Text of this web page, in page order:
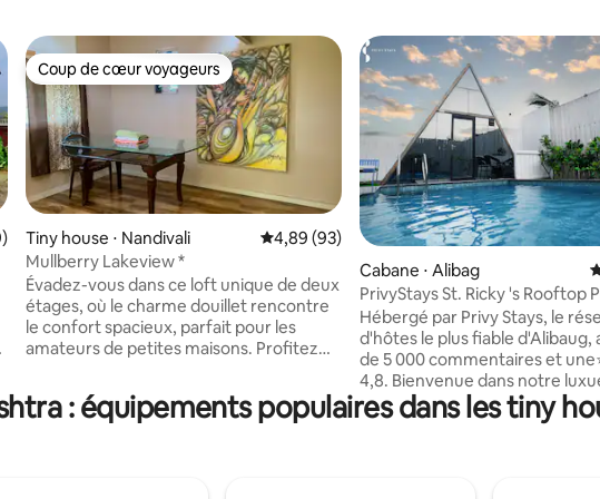
moyenne sur la base de 9 commentaires : 4,89 sur 5
Coup de cœur voyageurs
Coup de cœur voyageurs
Tiny house ⋅ Nandivali Évaluation moyenne sur la base de 93
4,89 (93)
Mullberry Lakeview *
Évadez-vous dans ce loft unique de deux
étages, où le charme douillet rencontre
le confort spacieux, parfait pour les
amateurs de petites maisons. Profitez
d'aperçus sereins sur le lac Mulshi à
travers de grandes fenêtres. Cette
Cabane ⋅ Alibag
PrivyStays St. Ricky 's Rooftop
Alibag
Hébergé par Privy Stays, le
d'hôtes le plus fiable d'Alibaug,
de 5 000 commentaires et
4,8. Bienvenue dans notre
en bois sur le toit, dotée d'une
privée, d'une baignoire, d'une
: équipements populaires dans les tiny